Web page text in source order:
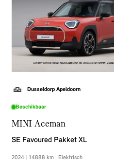
Dusseldorp Apeldoorn
Beschikbaar
MINI Aceman
SE Favoured Pakket XL
2024 14888 km Elektrisch